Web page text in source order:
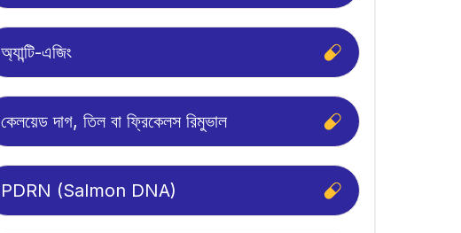
অ্যান্টি-এজিং
কেলয়েড দাগ, তিল বা ফ্রিকেলস রিমুভাল
PDRN (Salmon DNA)